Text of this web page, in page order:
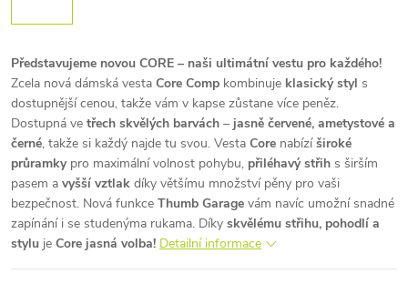
Představujeme novou CORE – naši ultimátní vestu pro každého!
Zcela nová dámská vesta Core Comp kombinuje klasický styl s
dostupnější cenou, takže vám v kapse zůstane více peněz.
Dostupná ve třech skvělých barvách – jasně červené, ametystové a
černé, takže si každý najde tu svou. Vesta Core nabízíširoké
průramkypro maximální volnost pohybu, přiléhavý střih s širším
pasem a vyšší vztlak díky většímu množství pěny pro vaši
bezpečnost. Nová funkce Thumb Garage vám navíc umožní snadné
zapínání i se studenýma rukama. Díky skvělému střihu, pohodlí a
stylu je Core jasná volba! Detailní informace